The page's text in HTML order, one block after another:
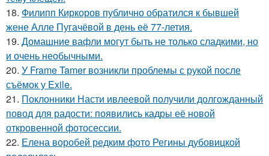
18. Филипп Киркоров публично обратился к бывшей
жене Алле Пугачёвой в день её 77-летия.
19. Домашние вафли могут быть не только сладкими, но
и очень необычными.
20. У Frame Tamer возникли проблемы с рукой после
съёмок у Exile.
21. Поклонники Насти ивлеевой получили долгожданный
повод для радости: появились кадры её новой
откровенной фотосессии.
22. Елена воробей редким фото Регины дубовицкой